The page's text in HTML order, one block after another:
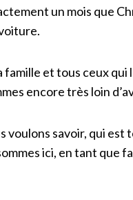
un mois que
et tous ceux
encore très loin
voulons savoir, qui
ici, en tant que